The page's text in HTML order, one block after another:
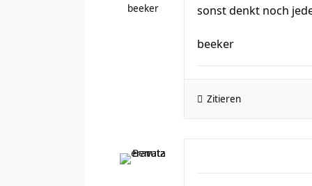
beeker
sonst denkt noch
beeker
Zitieren